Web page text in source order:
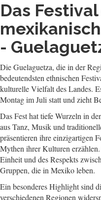
Das
-
Die Guelaguetza, die in der
bedeutendsten ethnischen
kulturelle Vielfalt des Landes.
Montag im Juli statt und zieht
Das Fest hat tiefe Wurzeln in
aus Tanz, Musik und
präsentieren ihre einzigartigen
Mythen ihrer Kulturen
Einheit und des Respekts
Gruppen, die in Mexiko leben.
Ein besonderes Highlight sind
verschiedenen Regionen